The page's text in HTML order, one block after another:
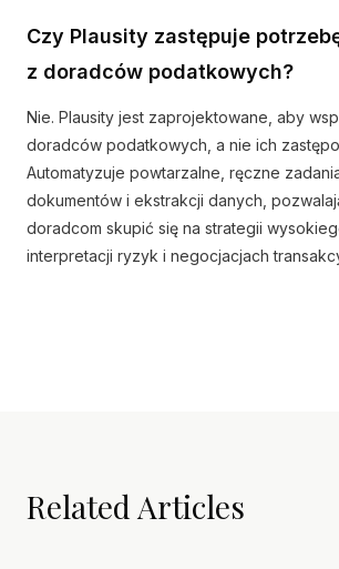
Czy Plausity zastępuje
z doradców podatkowych?
Nie. Plausity jest zaprojektowane, aby
doradców podatkowych, a nie ich
Automatyzuje powtarzalne, ręczne
dokumentów i ekstrakcji danych,
doradcom skupić się na strategii
interpretacji ryzyk i negocjacjach
Related Articles